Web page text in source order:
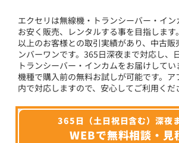
エクセリは無線機・トランシーバー・イ
お安く販売、レンタルする事を目指しま
以上のお客様との取引実績があり、中古販
ンバーワンです。365日深夜まで対応し、
トランシーバー・インカムをお届けして
機種で購入前の無料お試しが可能です。
内で対応しますので、安心してご利用くだ
365日（土日祝日含む）深夜
WEBで無料相談・見